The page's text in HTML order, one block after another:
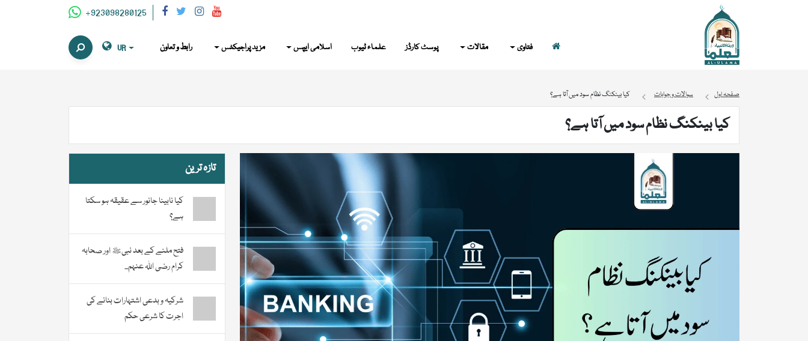
+923098280125
فتاوی مقالات پوسٹ کارڈز علماء ٹیوب اسلامی ایپس مزید پراجیکٹس رابط و تعاون UR
صفحہ اول سوالات و جوابات کیا بینکنگ نظام سود میں آتا ہے؟
کیا بینکنگ نظام سود میں آتا ہے؟
تازہ ترین
کیا نابینا جانور سے عقیقہ ہو سکتا
ہے؟
فتح ملنے کے بعد نبیﷺ اور صحابہ
کرام رضی اللہ عنہم...
شرکیہ و بدعی اشتہارات بنانے کی
اجرت کا شرعی حکم